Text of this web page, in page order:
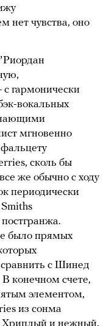
нет чувства, оно
гармонически
вокальных
мгновенно
фальцету
сколь бы
же обычно с ходу
периодически
было прямых
с Шинед
конечном счете,
элементом,
из сонма